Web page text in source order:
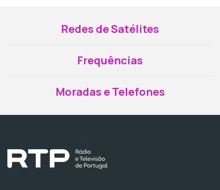
Redes de Satélites
Frequências
Moradas e Telefones